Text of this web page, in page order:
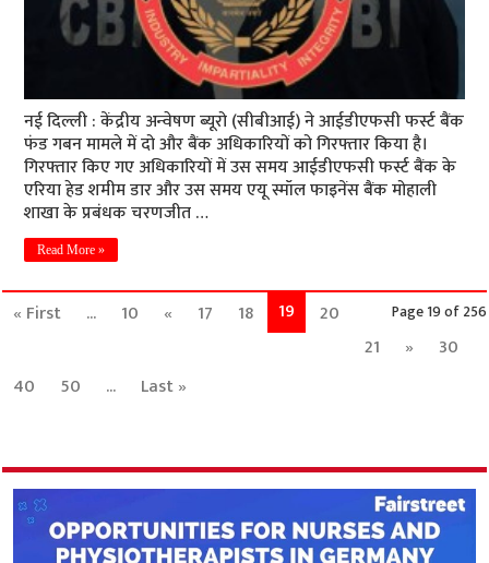
नई दिल्ली : केंद्रीय अन्वेषण ब्यूरो (सीबीआई) ने आईडीएफसी फर्स्ट बैंक
फंड गबन मामले में दो और बैंक अधिकारियों को गिरफ्तार किया है।
गिरफ्तार किए गए अधिकारियों में उस समय आईडीएफसी फर्स्ट बैंक के
एरिया हेड शमीम डार और उस समय एयू स्मॉल फाइनेंस बैंक मोहाली
शाखा के प्रबंधक चरणजीत …
Read More »
Page 19 of 256
« First ... 10 « 17 18 19
20
21
»
30
40
50 ... Last »